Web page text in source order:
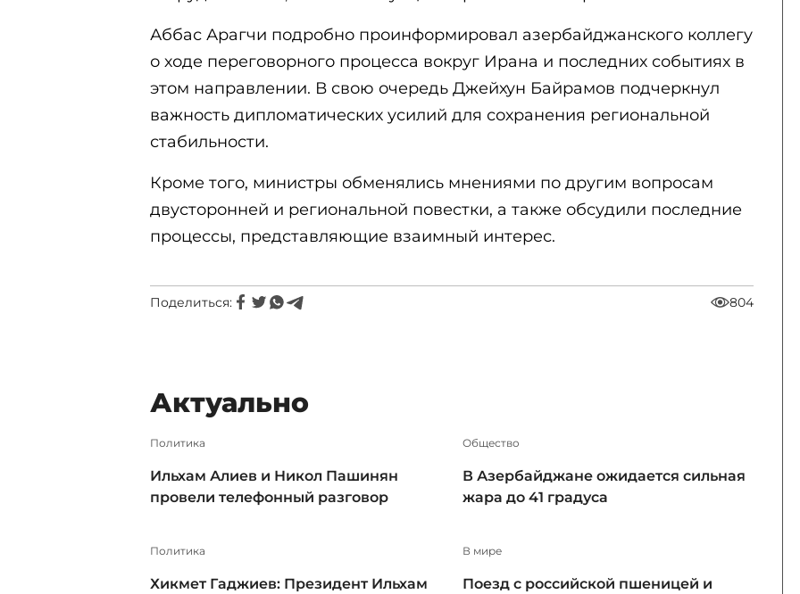
Аббас Арагчи подробно проинформировал азербайджанского коллегу
о ходе переговорного процесса вокруг Ирана и последних событиях в
этом направлении. В свою очередь Джейхун Байрамов подчеркнул
важность дипломатических усилий для сохранения региональной
стабильности.
Кроме того, министры обменялись мнениями по другим вопросам
двусторонней и региональной повестки, а также обсудили последние
процессы, представляющие взаимный интерес.
Поделиться: 804
Актуально
Политика
Ильхам Алиев и Никол Пашинян
провели телефонный разговор
Общество
В Азербайджане ожидается сильная
жара до 41 градуса
Политика
Хикмет Гаджиев: Президент Ильхам
В мире
Поезд с российской пшеницей и